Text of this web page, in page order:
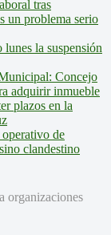
tras
un problema serio
la suspensión
Concejo
adquirir inmueble
plazos en la
de
clandestino